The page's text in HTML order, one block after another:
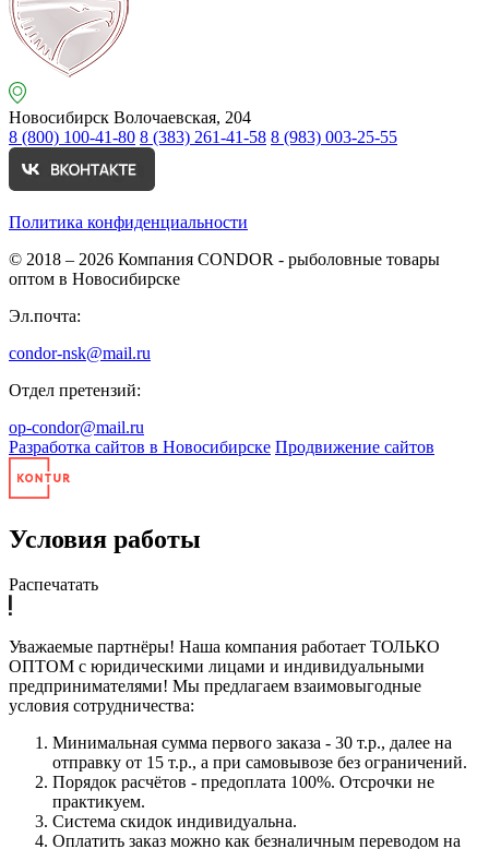
Новосибирск Волочаевская, 204
8 (800) 100-41-80 8 (383) 261-41-58 8 (983) 003-25-55
Политика конфиденциальности
© 2018 – 2026 Компания CONDOR - рыболовные товары
оптом в Новосибирске
Эл.почта:
condor-nsk@mail.ru
Отдел претензий:
op-condor@mail.ru
Разработка сайтов в Новосибирске Продвижение сайтов
Условия работы
Распечатать
Уважаемые партнёры! Наша компания работает ТОЛЬКО
ОПТОМ с юридическими лицами и индивидуальными
предпринимателями! Мы предлагаем взаимовыгодные
условия сотрудничества:
Минимальная сумма первого заказа - 30 т.р., далее на
отправку от 15 т.р., а при самовывозе без ограничений.
Порядок расчётов - предоплата 100%. Отсрочки не
практикуем.
Система скидок индивидуальна.
Оплатить заказ можно как безналичным переводом на